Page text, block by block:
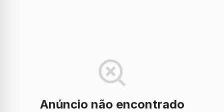
Anúncio não encontrado